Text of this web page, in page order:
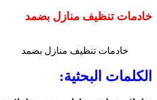
خادمات تنظيف منازل بضمد
خادمات تنظيف منازل بضمد
الكلمات البحثية: